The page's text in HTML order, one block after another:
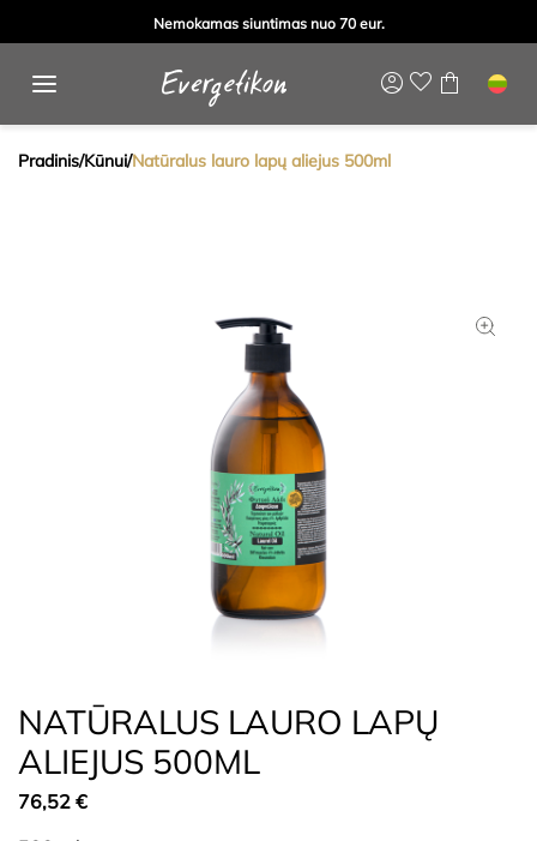
Nemokamas siuntimas nuo 70 eur.
Pradinis/Kūnui/Natūralus lauro lapų aliejus 500ml
NATŪRALUS LAURO LAPŲ
ALIEJUS 500ML
76,52 €